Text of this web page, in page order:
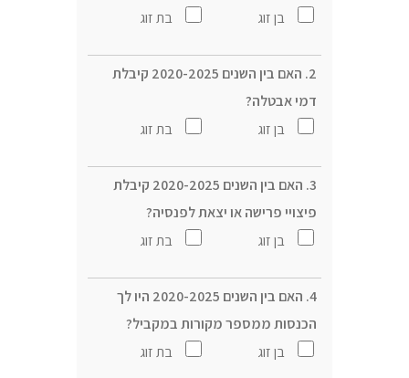
בן זוג
בת זוג
2. האם בין השנים 2020-2025 קיבלת
דמי אבטלה?
בן זוג
בת זוג
3. האם בין השנים 2020-2025 קיבלת
פיצויי פרישה או יצאת לפנסיה?
בן זוג
בת זוג
4. האם בין השנים 2020-2025 היו לך
הכנסות ממספר מקורות במקביל?
בן זוג
בת זוג